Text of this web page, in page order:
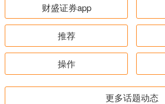
财盛证券app
推荐
操作
更多话题动态